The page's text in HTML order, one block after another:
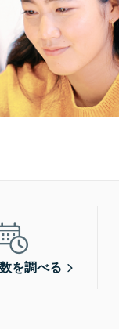
を調べる